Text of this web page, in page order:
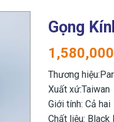
Gọng
1,580,000
Thương
Xuất xứ:Taiwan
Giới tính: Cả hai
Chất liệu: Black